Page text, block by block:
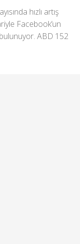
hızlı artış
Facebook’un
ABD 152